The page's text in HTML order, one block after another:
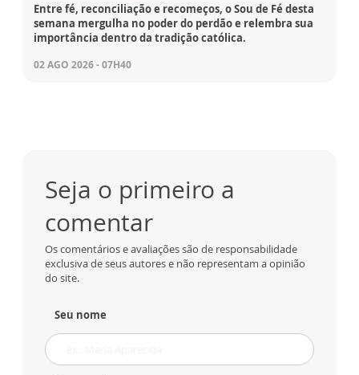
Entre fé, reconciliação e recomeços, o Sou de Fé desta
semana mergulha no poder do perdão e relembra sua
importância dentro da tradição católica.
02 AGO 2026 - 07H40
Seja o primeiro a
comentar
Os comentários e avaliações são de responsabilidade
exclusiva de seus autores e não representam a opinião
do site.
Seu nome